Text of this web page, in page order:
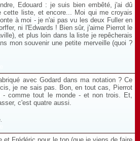
Edouard : je suis bien embêté, j'ai dû
cette liste, et encore... Moi qui me croyais
à moi - je n'ai pas vu les deux Fuller en
ni l'Edwards ! Bien sûr, j'aime Pierrot le
et plus loin dans la liste je repêcherais
mon souvenir une petite merveille (quoi ?
avec Godard dans ma notation ? Ce
je ne sais pas. Bon, en tout cas, Pierrot
- comme tout le monde - et non trois. Et,
c'est quatre aussi.